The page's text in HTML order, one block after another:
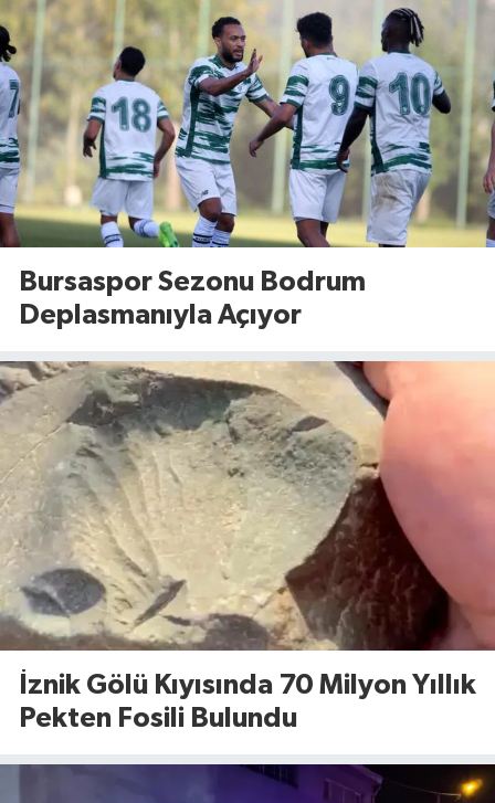
Bursaspor Sezonu Bodrum
Deplasmanıyla Açıyor
İznik Gölü Kıyısında 70 Milyon Yıllık
Pekten Fosili Bulundu